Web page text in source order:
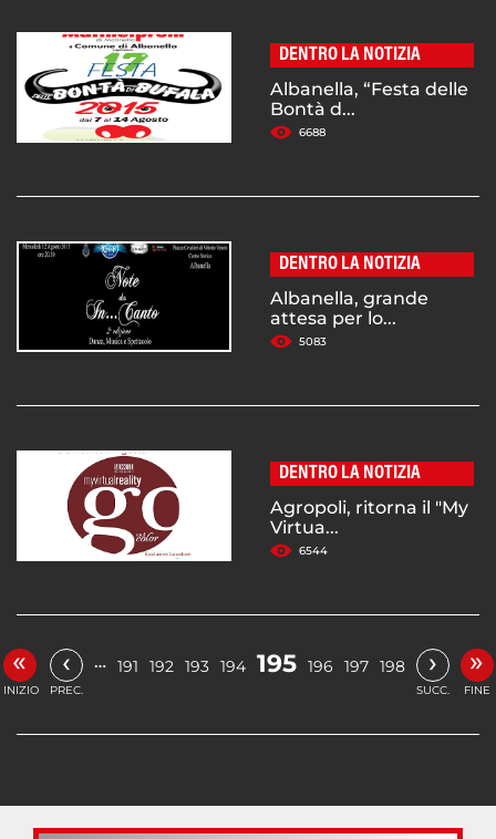
DENTRO LA NOTIZIA
Albanella, “Festa delle
Bontà d...
6688
DENTRO LA NOTIZIA
Albanella, grande
attesa per lo...
5083
DENTRO LA NOTIZIA
Agropoli, ritorna il "My
Virtua...
6544
«
INIZIO
‹
PREC.
… 191 192 193 194 195 196 197 198 ›
SUCC.
»
FINE